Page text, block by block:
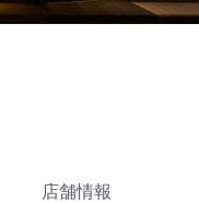
店舗情報